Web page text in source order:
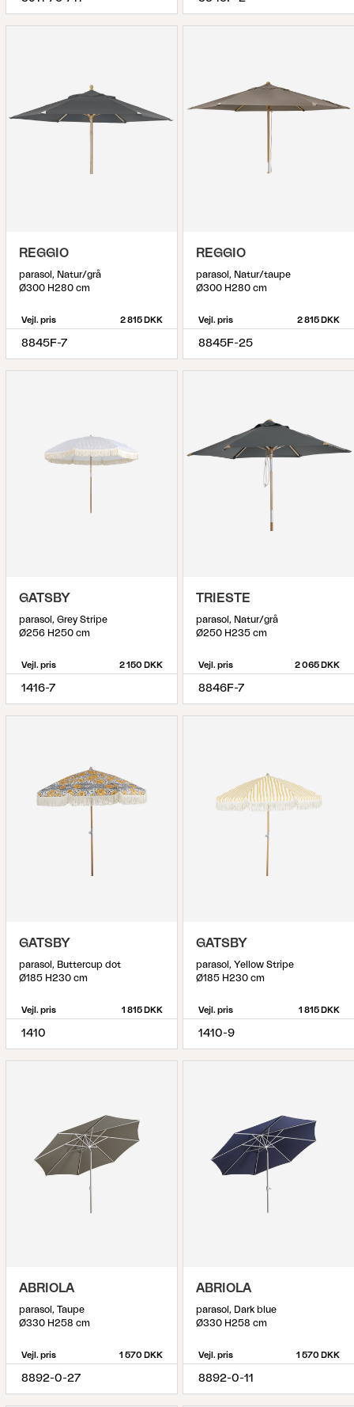
REGGIO
parasol, Natur/grå
Ø300 H280 cm
Vejl. pris 2 815 DKK
8845F-7
REGGIO
parasol, Natur/taupe
Ø300 H280 cm
Vejl. pris 2 815 DKK
8845F-25
GATSBY
parasol, Grey Stripe
Ø256 H250 cm
Vejl. pris 2 150 DKK
1416-7
TRIESTE
parasol, Natur/grå
Ø250 H235 cm
Vejl. pris 2 065 DKK
8846F-7
GATSBY
parasol, Buttercup dot
Ø185 H230 cm
Vejl. pris 1 815 DKK
1410
GATSBY
parasol, Yellow Stripe
Ø185 H230 cm
Vejl. pris 1 815 DKK
1410-9
ABRIOLA
parasol, Taupe
Ø330 H258 cm
Vejl. pris 1 570 DKK
8892-0-27
ABRIOLA
parasol, Dark blue
Ø330 H258 cm
Vejl. pris 1 570 DKK
8892-0-11